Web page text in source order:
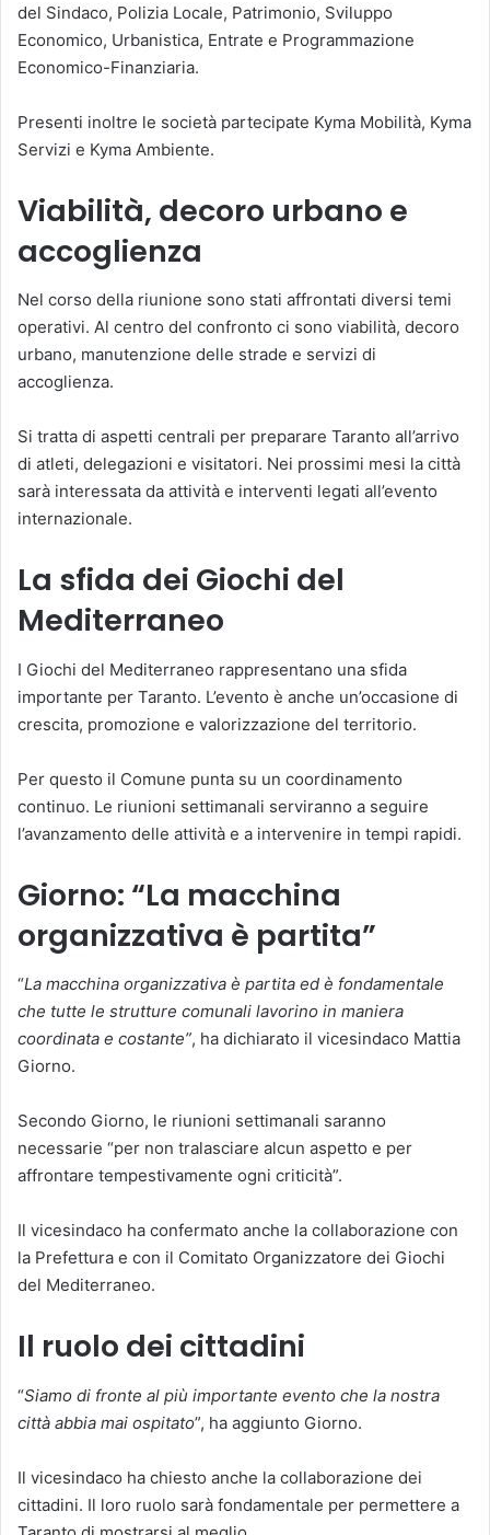
del Sindaco, Polizia Locale, Patrimonio, Sviluppo
Economico, Urbanistica, Entrate e Programmazione
Economico-Finanziaria.
Presenti inoltre le società partecipate Kyma Mobilità, Kyma
Servizi e Kyma Ambiente.
Viabilità, decoro urbano e
accoglienza
Nel corso della riunione sono stati affrontati diversi temi
operativi. Al centro del confronto ci sono viabilità, decoro
urbano, manutenzione delle strade e servizi di
accoglienza.
Si tratta di aspetti centrali per preparare Taranto all’arrivo
di atleti, delegazioni e visitatori. Nei prossimi mesi la città
sarà interessata da attività e interventi legati all’evento
internazionale.
La sfida dei Giochi del
Mediterraneo
I Giochi del Mediterraneo rappresentano una sfida
importante per Taranto. L’evento è anche un’occasione di
crescita, promozione e valorizzazione del territorio.
Per questo il Comune punta su un coordinamento
continuo. Le riunioni settimanali serviranno a seguire
l’avanzamento delle attività e a intervenire in tempi rapidi.
Giorno: “La macchina
organizzativa è partita”
“La macchina organizzativa è partita ed è fondamentale
che tutte le strutture comunali lavorino in maniera
coordinata e costante”, ha dichiarato il vicesindaco Mattia
Giorno.
Secondo Giorno, le riunioni settimanali saranno
necessarie “per non tralasciare alcun aspetto e per
affrontare tempestivamente ogni criticità”.
Il vicesindaco ha confermato anche la collaborazione con
la Prefettura e con il Comitato Organizzatore dei Giochi
del Mediterraneo.
Il ruolo dei cittadini
“Siamo di fronte al più importante evento che la nostra
città abbia mai ospitato”, ha aggiunto Giorno.
Il vicesindaco ha chiesto anche la collaborazione dei
cittadini. Il loro ruolo sarà fondamentale per permettere a